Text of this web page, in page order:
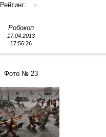
Рейтинг:
±
Робокоп
17.04.2013
17:56:26
Фото № 23